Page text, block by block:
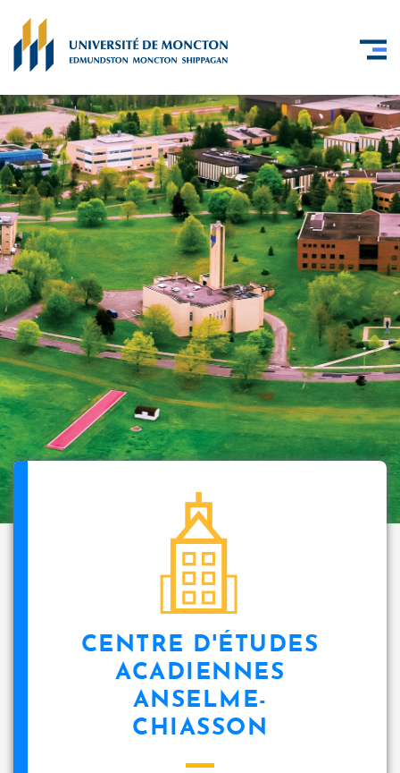
CENTRE D'ÉTUDES
ACADIENNES
ANSELME-
CHIASSON